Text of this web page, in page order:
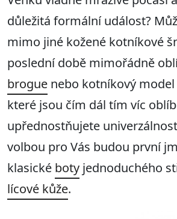
důležitá formální událost?
mimo jiné kožené kotníkové
poslední době mimořádně
brogue nebo kotníkový
které jsou čím dál tím víc
upřednostňujete
volbou pro Vás budou první
klasické boty jednoduchého
lícové kůže.